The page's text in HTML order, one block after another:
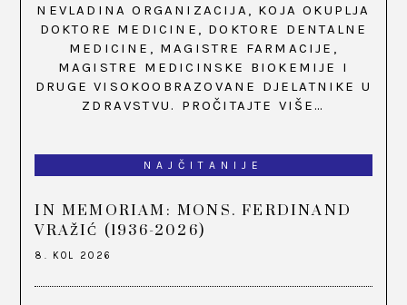
NEVLADINA ORGANIZACIJA, KOJA OKUPLJA
DOKTORE MEDICINE, DOKTORE DENTALNE
MEDICINE, MAGISTRE FARMACIJE,
MAGISTRE MEDICINSKE BIOKEMIJE I
DRUGE VISOKOOBRAZOVANE DJELATNIKE U
ZDRAVSTVU. PROČITAJTE VIŠE…
NAJČITANIJE
IN MEMORIAM: MONS. FERDINAND
VRAŽIĆ (1936-2026)
8. KOL 2026